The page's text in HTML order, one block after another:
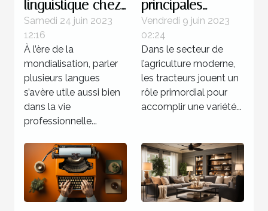
linguistique chez
un professeur : 4
bonnes raisons
d’opter pour ce
programme
Samedi 24 juin 2023
12:16
À l’ère de la
mondialisation, parler
plusieurs langues
s’avère utile aussi bien
dans la vie
professionnelle...
principales
marques de
tracteurs
agricoles
disponibles sur le
marché ?
Vendredi 9 juin 2023
02:24
Dans le secteur de
l’agriculture moderne,
les tracteurs jouent un
rôle primordial pour
accomplir une variété...